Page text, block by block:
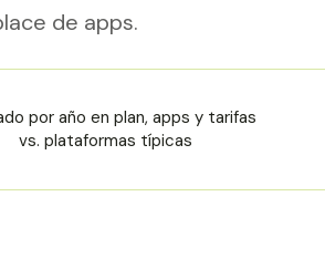
de apps.
por año en plan, apps y tarifas
vs. plataformas típicas